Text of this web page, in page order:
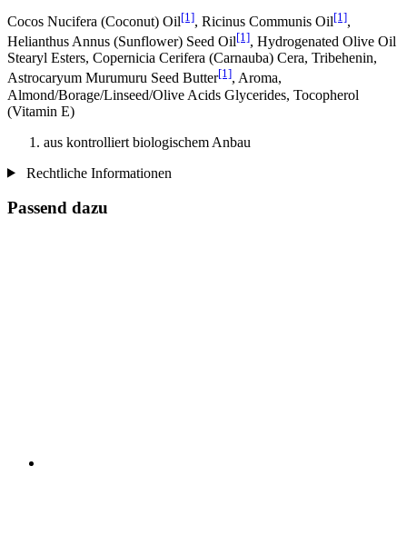
Cocos Nucifera (Coconut) Oil[1], Ricinus Communis Oil[1],
Helianthus Annus (Sunflower) Seed Oil[1], Hydrogenated Olive Oil
Stearyl Esters, Copernicia Cerifera (Carnauba) Cera, Tribehenin,
Astrocaryum Murumuru Seed Butter[1], Aroma,
Almond/Borage/Linseed/Olive Acids Glycerides, Tocopherol
(Vitamin E)
aus kontrolliert biologischem Anbau
Rechtliche Informationen
Passend dazu